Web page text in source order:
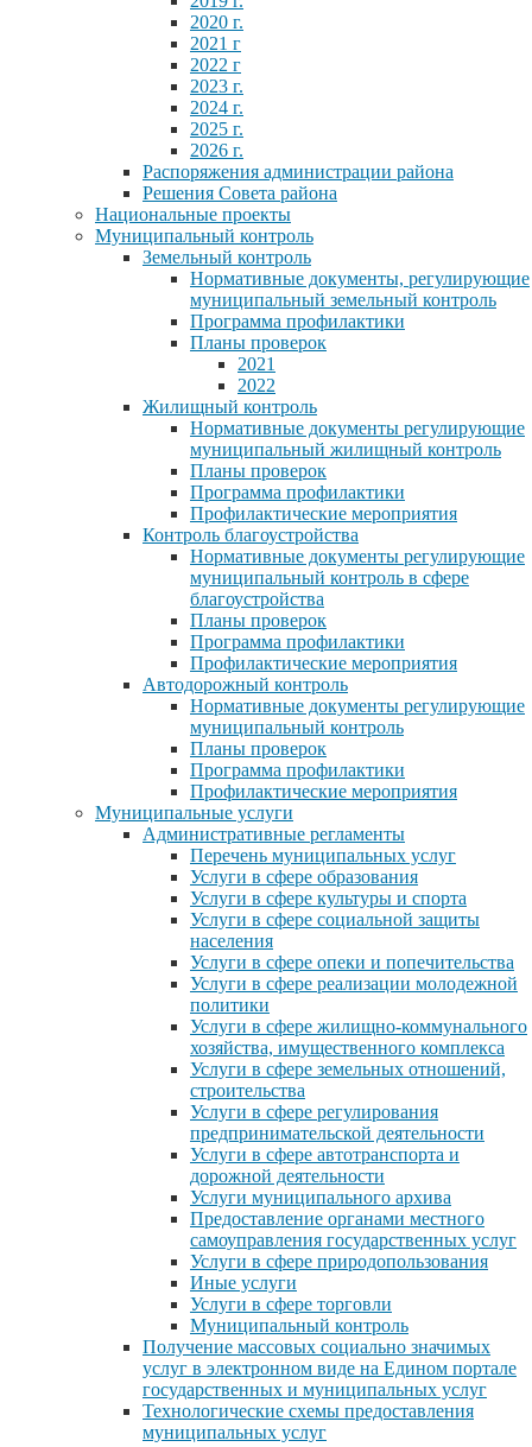
2020 г.
2021 г
2022 г
2023 г.
2024 г.
2025 г.
2026 г.
Распоряжения администрации района
Решения Совета района
Национальные проекты
Муниципальный контроль
Земельный контроль
Нормативные документы, регулирующие
муниципальный земельный контроль
Программа профилактики
Планы проверок
2021
2022
Жилищный контроль
Нормативные документы регулирующие
муниципальный жилищный контроль
Планы проверок
Программа профилактики
Профилактические мероприятия
Контроль благоустройства
Нормативные документы регулирующие
муниципальный контроль в сфере
благоустройства
Планы проверок
Программа профилактики
Профилактические мероприятия
Автодорожный контроль
Нормативные документы регулирующие
муниципальный контроль
Планы проверок
Программа профилактики
Профилактические мероприятия
Муниципальные услуги
Административные регламенты
Перечень муниципальных услуг
Услуги в сфере образования
Услуги в сфере культуры и спорта
Услуги в сфере социальной защиты
населения
Услуги в сфере опеки и попечительства
Услуги в сфере реализации молодежной
политики
Услуги в сфере жилищно-коммунального
хозяйства, имущественного комплекса
Услуги в сфере земельных отношений,
строительства
Услуги в сфере регулирования
предпринимательской деятельности
Услуги в сфере автотранспорта и
дорожной деятельности
Услуги муниципального архива
Предоставление органами местного
самоуправления государственных услуг
Услуги в сфере природопользования
Иные услуги
Услуги в сфере торговли
Муниципальный контроль
Получение массовых социально значимых
услуг в электронном виде на Едином портале
государственных и муниципальных услуг
Технологические схемы предоставления
муниципальных услуг